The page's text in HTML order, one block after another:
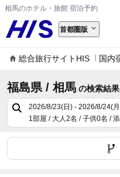
相馬のホテル・旅館 宿泊予約
首都圏版
総合旅行サイトHIS 国内
福島県 / 相馬 の検索結果
2026/8/23(日) - 2026/8/24(
1部屋 / 大人2名 / 子供0名 /